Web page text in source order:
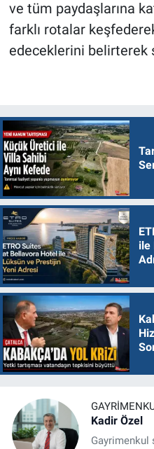
ve tüm paydaşlarına
farklı rotalar
edeceklerini belirterek
ile
Kadir Özel
Gayrimenkul